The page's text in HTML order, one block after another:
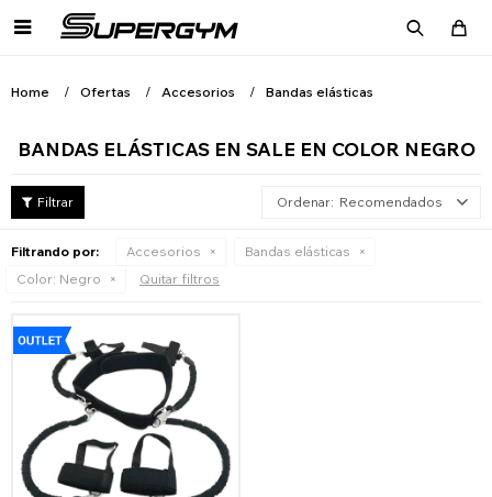

Home Ofertas Accesorios Bandas elásticas
BANDAS ELÁSTICAS EN SALE EN COLOR NEGRO
Recomendados
Filtrando por: Accesorios
Bandas elásticas
Color: Negro Quitar filtros